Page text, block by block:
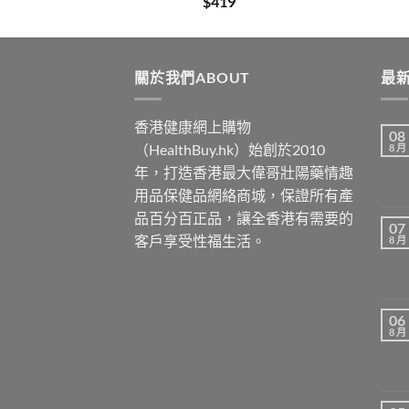
關於我們ABOUT
香港健康網上購物
（HealthBuy.hk）始創於2010
年，打造香港最大偉哥壯陽藥情趣
用品保健品網絡商城，保證所有產
品百分百正品，讓全香港有需要的
客戶享受性福生活。
最
08
8 月
07
8 月
06
8 月